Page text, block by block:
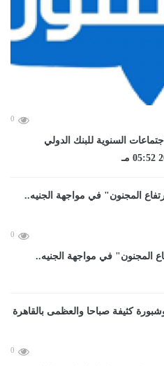
0
السنوية للبنك الدولي
0
المجنون" في مواجهة الجنيه..
0